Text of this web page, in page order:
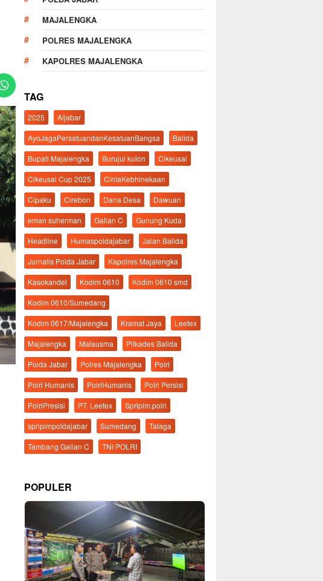
MAJALENGKA
POLRES MAJALENGKA
KAPOLRES MAJALENGKA
TAG
2025
Aljabar
AyoJagaPersatuandanKesatuanBangsa
Balida
Bupati Majalengka
Burujul kulon
Cikeusal
Cikeusal Cup 2025
CintaKebhinekaan
Cipaku
Cirebon Dana Desa
Dawuan
eman suherman
Galian C
Gunung Kuda
Headline
Humaspoldajabar
Jalan Balida
Jurnalis Polda Jabar
Kapolres Majalengka
Kasokandel
Kodim 0610
Kodim 0610 smd
Kodim 0610/Sumedang
Kodim 0617/Majalengka
Kramat Jaya
Leetex
Majalengka
Malausma
Pilkades Balida
Polda Jabar
Polres Majalengka
Polri
Polri Humanis
PolriHumanis
Polri Persisi
PolriPresisi
PT. Leetex
Spripim.polri
spripimpoldajabar
Sumedang
Talaga
Tambang Galian C
TNI POLRI
POPULER